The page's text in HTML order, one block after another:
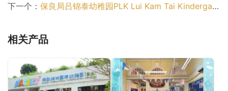
下一个： 保良局吕锦泰幼稚园PLK Lui Kam Tai Kindergarten（油尖旺区幼稚园）
相关产品